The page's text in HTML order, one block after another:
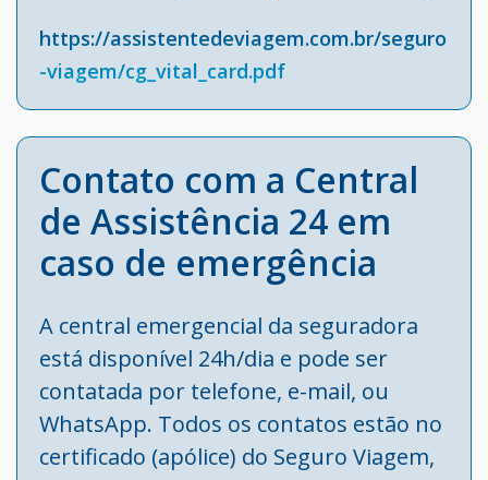
https://assistentedeviagem.com.br/seguro
-viagem/cg_vital_card.pdf
Contato com a Central
de Assistência 24 em
caso de emergência
A central emergencial da seguradora
está disponível 24h/dia e pode ser
contatada por telefone, e-mail, ou
WhatsApp. Todos os contatos estão no
certificado (apólice) do Seguro Viagem,